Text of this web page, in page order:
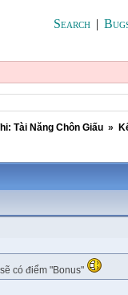
Search |
Tài Năng Chôn Giấu »
có điểm "Bonus"